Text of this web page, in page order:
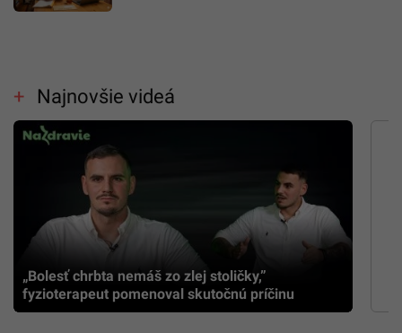
Najnovšie videá
„Bolesť chrbta nemáš zo zlej stoličky,”
fyzioterapeut pomenoval skutočnú príčinu